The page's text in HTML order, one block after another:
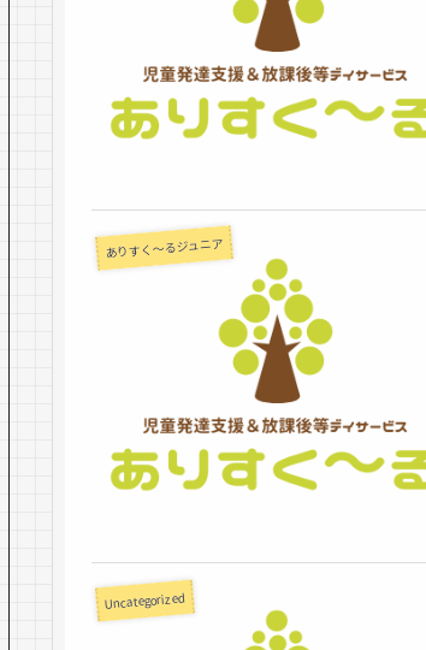
ありすく～るジュニア
Uncategorized